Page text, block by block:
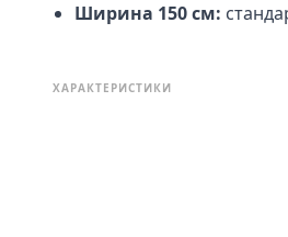
Ширина 150 см:
ХАРАКТЕРИСТИКИ